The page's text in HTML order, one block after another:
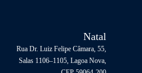
Natal
Rua Dr. Luiz Felipe Câmara, 55,
Salas 1106–1105, Lagoa Nova,